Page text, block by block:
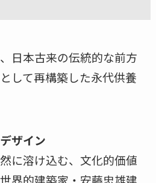
日本古来の伝統的な前方
して再構築した永代供養
ザイン
に溶け込む、文化的価値
界的建築家・安藤忠雄建